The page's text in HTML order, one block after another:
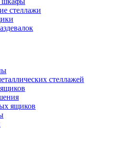
стеллажи
стеллажей
ящиков